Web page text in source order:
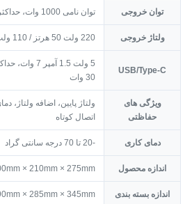
توان خروجی توان نامی 1000 وات، حداکثر توان 2000 وات
ولتاژ خروجی 220 ولت 50 هرتز / 110 ولت 60 هرتز × 3
USB/Type-C
30 وات
ویژگی های
حفاظتی
ولتاژ پایین، اضافه ولتاژ،
اتصال کوتاه
دمای کاری -20 تا 70 درجه سانتی گراد
اندازه محصول × 210mm × 275mm
اندازه بسته بندی × 285mm × 345mm